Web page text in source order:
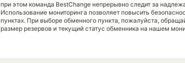
при этом команда BestChange непрерывно следит за
Использование мониторинга позволяет повысить
пунктах. При выборе обменного пункта, пожалуйста,
размер резервов и текущий статус обменника на нашем